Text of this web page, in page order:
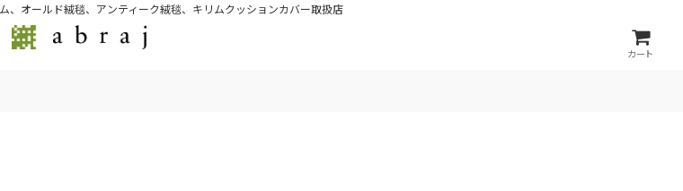
、オールド絨毯、アンティーク絨毯、キリムクッションカバー取扱店
カート